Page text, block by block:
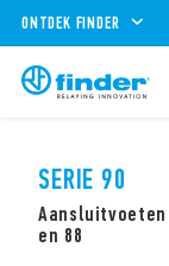
ONTDEK FINDER
SERIE 90
en 88